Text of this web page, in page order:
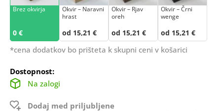
Brez okvirja
0 €
Okvir – Naravni
hrast
od 15,21 €
Okvir – Rjav
oreh
od 15,21 €
Okvir – Črni
wenge
od 15,21 €
*cena dodatkov bo prišteta k skupni ceni v košarici
Dostopnost:
Na zalogi
Dodaj med priljubljene